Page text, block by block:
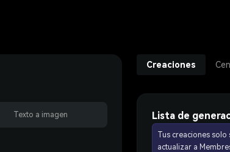
Texto a imagen
Creaciones
Lista de
Tus creaciones
actualizar a